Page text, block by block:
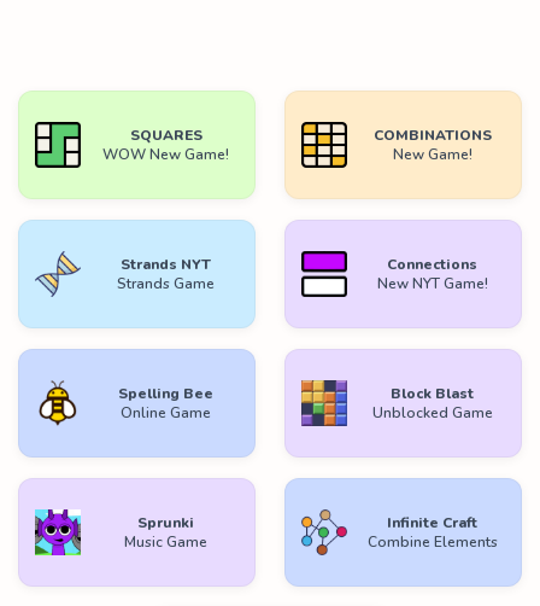
SQUARES
WOW New Game!
COMBINATIONS
New Game!
Strands NYT
Strands Game
Connections
New NYT Game!
Spelling Bee
Online Game
Block Blast
Unblocked Game
Sprunki
Music Game
Infinite Craft
Combine Elements